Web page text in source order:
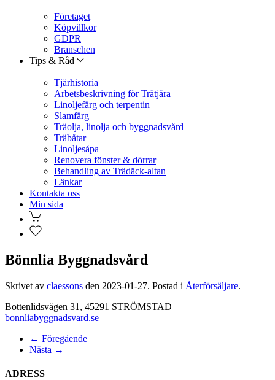
Företaget
Köpvillkor
GDPR
Branschen
Tips & Råd
Tjärhistoria
Arbetsbeskrivning för Trätjära
Linoljefärg och terpentin
Slamfärg
Träolja, linolja och byggnadsvård
Träbåtar
Linoljesåpa
Renovera fönster & dörrar
Behandling av Trädäck-altan
Länkar
Kontakta oss
Min sida
Bönnlia Byggnadsvård
Skrivet av claessons den 2023-01-27. Postad i Återförsäljare.
Bottenlidsvägen 31, 45291 STRÖMSTAD
bonnliabyggnadsvard.se
← Föregående
Nästa →
ADRESS